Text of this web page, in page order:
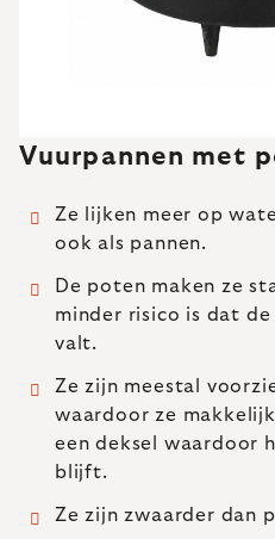
Vuurpannen met
Ze lijken meer op
ook als pannen.
De poten maken ze
minder risico is dat
valt.
Ze zijn meestal
waardoor ze
een deksel waardoor
blijft.
Ze zijn zwaarder dan